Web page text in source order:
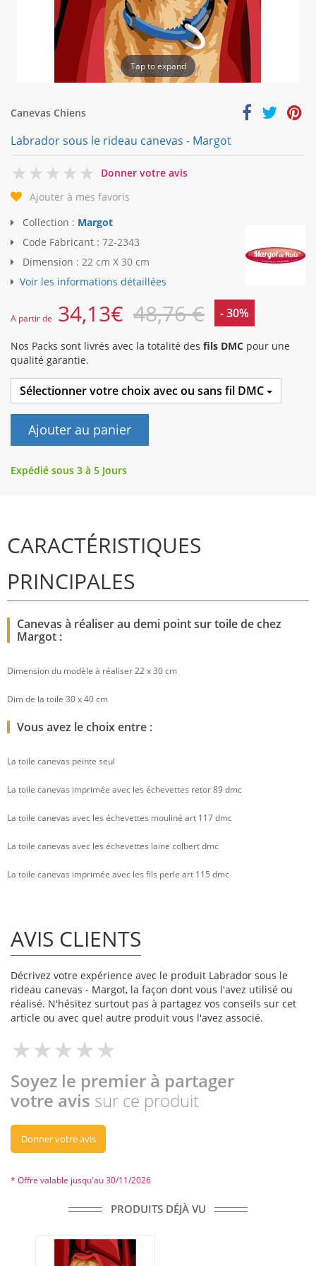
Tap to expand
Canevas Chiens
Labrador sous le rideau canevas - Margot
0
Donner votre avis
Ajouter à mes favoris
Collection : Margot
Code Fabricant : 72-2343
Dimension : 22 cm X 30 cm
Voir les informations détaillées
A partir de 34,13€ 48,76 € - 30%
Nos Packs sont livrés avec la totalité des fils DMC pour une
qualité garantie.
Sélectionner votre choix avec ou sans fil DMC
Ajouter au panier
Expédié sous 3 à 5 Jours
CARACTÉRISTIQUES
PRINCIPALES
Canevas à réaliser au demi point sur toile de chez
Margot :
Dimension du modèle à réaliser 22 x 30 cm
Dim de la toile 30 x 40 cm
Vous avez le choix entre :
La toile canevas peinte seul
La toile canevas imprimée avec les échevettes retor 89 dmc
La toile canevas avec les échevettes mouliné art 117 dmc
La toile canevas avec les échevettes laine colbert dmc
La toile canevas imprimée avec les fils perle art 115 dmc
AVIS CLIENTS
Décrivez votre expérience avec le produit Labrador sous le
rideau canevas - Margot, la façon dont vous l'avez utilisé ou
réalisé. N'hésitez surtout pas à partagez vos conseils sur cet
article ou avec quel autre produit vous l'avez associé.
Soyez le premier à partager
votre avis sur ce produit
Donner votre avis
* Offre valable jusqu'au 30/11/2026
PRODUITS DÉJÀ VU